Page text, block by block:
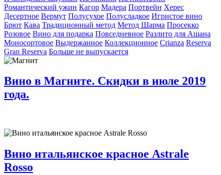
Романтический ужин Кагор Мадера Портвейн Херес
Десертное Вермут Полусухое Полусладкое Игристое вино
Брют Кава Традиционный метод Метод Шарма Просекко
Розовое Вино для подарка Повседневное Разлито для Ашана
Моносортовое Выдержанное Коллекционное Crianza Reserva
Gran Reserva Больше не выпускается
Вино в Магните. Скидки в июле 2019
года.
Вино итальянское красное Astrale
Rosso